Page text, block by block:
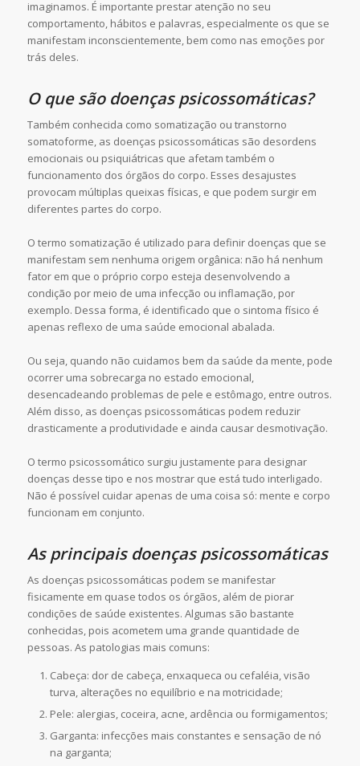
imaginamos. É importante prestar atenção no seu
comportamento, hábitos e palavras, especialmente os que se
manifestam inconscientemente, bem como nas emoções por
trás deles.
O que são doenças psicossomáticas?
Também conhecida como somatização ou transtorno
somatoforme, as doenças psicossomáticas são desordens
emocionais ou psiquiátricas que afetam também o
funcionamento dos órgãos do corpo. Esses desajustes
provocam múltiplas queixas físicas, e que podem surgir em
diferentes partes do corpo.
O termo somatização é utilizado para definir doenças que se
manifestam sem nenhuma origem orgânica: não há nenhum
fator em que o próprio corpo esteja desenvolvendo a
condição por meio de uma infecção ou inflamação, por
exemplo. Dessa forma, é identificado que o sintoma físico é
apenas reflexo de uma saúde emocional abalada.
Ou seja, quando não cuidamos bem da saúde da mente, pode
ocorrer uma sobrecarga no estado emocional,
desencadeando problemas de pele e estômago, entre outros.
Além disso, as doenças psicossomáticas podem reduzir
drasticamente a produtividade e ainda causar desmotivação.
O termo psicossomático surgiu justamente para designar
doenças desse tipo e nos mostrar que está tudo interligado.
Não é possível cuidar apenas de uma coisa só: mente e corpo
funcionam em conjunto.
As principais doenças psicossomáticas
As doenças psicossomáticas podem se manifestar
fisicamente em quase todos os órgãos, além de piorar
condições de saúde existentes. Algumas são bastante
conhecidas, pois acometem uma grande quantidade de
pessoas. As patologias mais comuns:
Cabeça: dor de cabeça, enxaqueca ou cefaléia, visão
turva, alterações no equilíbrio e na motricidade;
Pele: alergias, coceira, acne, ardência ou formigamentos;
Garganta: infecções mais constantes e sensação de nó
na garganta;